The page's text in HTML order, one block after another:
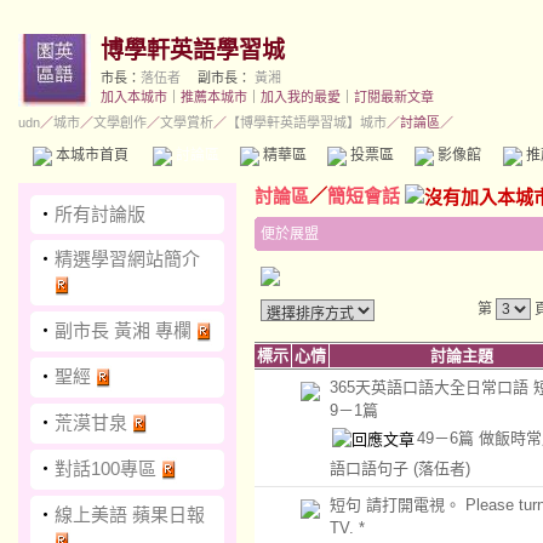
博學軒英語學習城
市長： 落伍者 副市長：
黃湘
加入本城市
推薦本城市 加入我的最愛
訂閱最新文章
udn／城市／文學創作／文學賞析／ 【博學軒英語學習城】城市／討論區／
本城市首頁 精華區 投票區 影像館
‧ 所有討論版
‧ 精選學習網站簡介
‧ 副市長 黃湘 專欄
‧ 聖經
‧ 荒漠甘泉
‧ 對話100專區
‧ 線上美語 蘋果日報
討論區／簡短會話
便於展盟
第
標示 心情
討論主題
365天英語口語大全日常口語
9－1篇
49－6篇 做飯時
語口語句子 (落伍者)
短句 請打開電視。 Please
TV. *